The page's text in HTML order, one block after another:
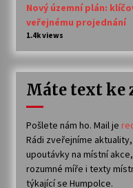
Nový územní plán:
veřejnému projednání
1.4k views
Máte text ke
Pošlete nám ho. Mail je
Rádi zveřejníme
upoutávky na místní
rozumné míře i texty
týkající se Humpolce.